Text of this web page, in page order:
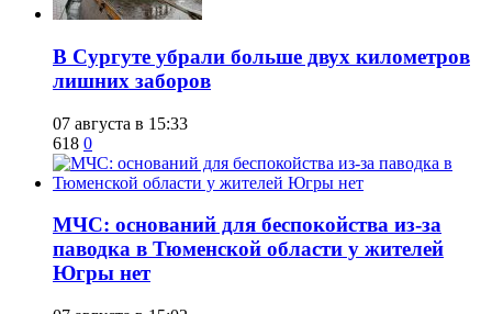
​В Сургуте убрали больше двух километров
лишних заборов
07 августа в 15:33
618 0
​МЧС: оснований для беспокойства из-за
паводка в Тюменской области у жителей
Югры нет